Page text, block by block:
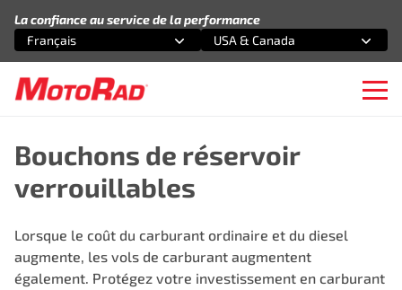
La confiance au service de la performance
Sélectionnez une option
Français
Sélectionnez une option
USA & Canada
Bouchons de réservoir
verrouillables
Lorsque le coût du carburant ordinaire et du diesel
augmente, les vols de carburant augmentent
également. Protégez votre investissement en carburant